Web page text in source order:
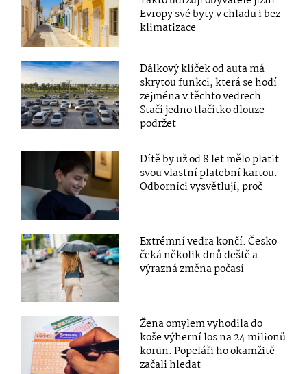
Evropy své byty v chladu i bez
klimatizace
Dálkový klíček od auta má
skrytou funkci, která se hodí
zejména v těchto vedrech.
Stačí jedno tlačítko dlouze
podržet
Dítě by už od 8 let mělo platit
svou vlastní platební kartou.
Odborníci vysvětlují, proč
Extrémní vedra končí. Česko
čeká několik dnů deště a
výrazná změna počasí
Žena omylem vyhodila do
koše výherní los na 24 milionů
korun. Popeláři ho okamžitě
začali hledat